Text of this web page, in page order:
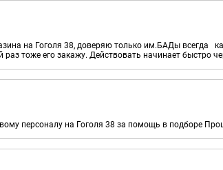
на Гоголя 38, доверяю только им.БАДы всегда
тоже его закажу. Действовать начинает быстро
персоналу на Гоголя 38 за помощь в подборе